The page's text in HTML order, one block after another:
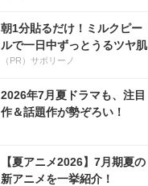
朝1分貼るだけ！ミルクピー
ルで一日中ずっとうるツヤ肌
（PR）サボリーノ
2026年7月夏ドラマも、注目
作＆話題作が勢ぞろい！
【夏アニメ2026】7月期夏の
新アニメを一挙紹介！